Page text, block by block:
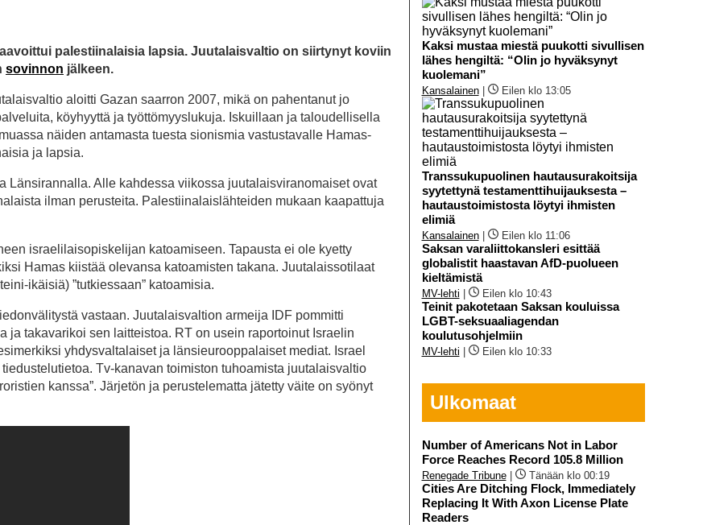
palestiinalaisia lapsia. Juutalaisvaltio on siirtynyt koviin
sovinnon jälkeen.
aloitti Gazan saarron 2007, mikä on pahentanut jo
köyhyyttä ja työttömyyslukuja. Iskuillaan ja taloudellisella
näiden antamasta tuesta sionismia vastustavalle Hamas-
ja lapsia.
Länsirannalla. Alle kahdessa viikossa juutalaisviranomaiset ovat
ilman perusteita. Palestiinalaislähteiden mukaan kaapattuja
israelilaisopiskelijan katoamiseen. Tapausta ei ole kyetty
Hamas kiistää olevansa katoamisten takana. Juutalaissotilaat
ikäisiä) ”tutkiessaan” katoamisia.
vastaan. Juutalaisvaltion armeija IDF pommitti
takavarikoi sen laitteistoa. RT on usein raportoinut Israelin
yhdysvaltalaiset ja länsieurooppalaiset mediat. Israel
Tv-kanavan toimiston tuhoamista juutalaisvaltio
kanssa”. Järjetön ja perustelematta jätetty väite on syönyt
Kaksi mustaa miestä puukotti sivullisen
lähes hengiltä: “Olin jo hyväksynyt
kuolemani”
Kansalainen| Eilen klo 13:05
Transsukupuolinen hautausurakoitsija
syytettynä testamenttihuijauksesta –
hautaustoimistosta löytyi ihmisten
elimiä
Kansalainen| Eilen klo 11:06
Saksan varaliittokansleri esittää
globalistit haastavan AfD-puolueen
kieltämistä
MV-lehti Eilen klo 10:43
Teinit pakotetaan Saksan kouluissa
LGBT-seksuaaliagendan
koulutusohjelmiin
MV-lehti Eilen klo 10:33
Ulkomaat
Number of Americans Not in Labor
Force Reaches Record 105.8 Million
Renegade Tribune| Tänään klo 00:19
Cities Are Ditching Flock, Immediately
Replacing It With Axon License Plate
Readers